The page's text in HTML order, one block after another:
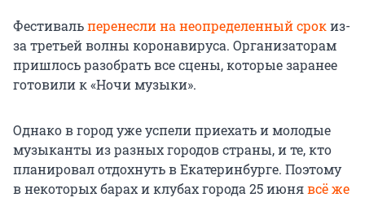
Фестивальперенесли на неопределенный срокиз-
за третьей волны коронавируса. Организаторам
пришлось разобрать все сцены, которые заранее
готовили к «Ночи музыки».
Однако в город уже успели приехать и молодые
музыканты из разных городов страны, и те, кто
планировал отдохнуть в Екатеринбурге. Поэтому
в некоторых барах и клубах города 25 июнявсё же